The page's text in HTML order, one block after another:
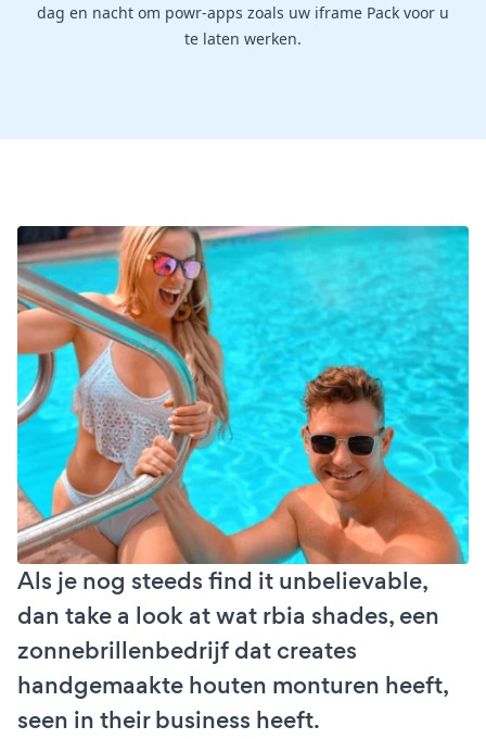
dag en nacht om powr-apps zoals uw iframe Pack voor u
te laten werken.
Als je nog steeds find it unbelievable,
dan take a look at wat rbia shades, een
zonnebrillenbedrijf dat creates
handgemaakte houten monturen heeft,
seen in their business heeft.